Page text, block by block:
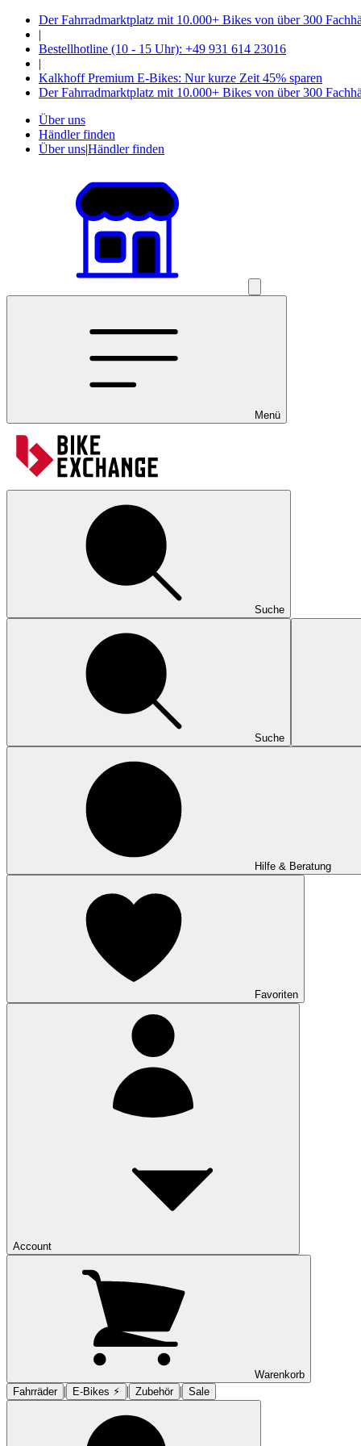
Der Fahrradmarktplatz mit 10.000+ Bikes von über 300
|
Bestellhotline (10 - 15 Uhr): +49 931 614 23016
|
Kalkhoff Premium E-Bikes: Nur kurze Zeit 45% sparen
Der Fahrradmarktplatz mit 10.000+ Bikes von über 300
Über uns
Händler finden
Über uns|Händler finden
Menü
Suche
Suche
Hilfe & Beratung
Favoriten
Account
Warenkorb
Fahrräder | E-Bikes ⚡︎ | Zubehör | Sale